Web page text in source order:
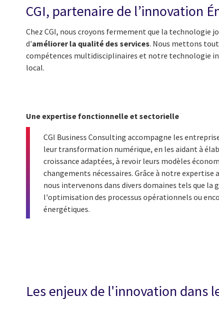
CGI, partenaire de l’innovation
Chez CGI, nous croyons fermement que la
d'améliorer la qualité des services. Nous mettons tout
compétences multidisciplinaires et notre technologie
local.
Une expertise fonctionnelle et sectorielle
CGI Business Consulting accompagne les
leur transformation numérique, en les aidant à
croissance adaptées, à revoir leurs modèles
changements nécessaires. Grâce à notre expertise
nous intervenons dans divers domaines tels que
l'optimisation des processus opérationnels ou
énergétiques.
Les enjeux de l'innovation dans